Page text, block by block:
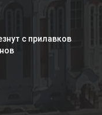
с прилавков